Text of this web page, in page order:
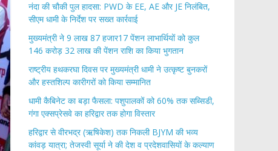
नंदा की चौकी पुल हादसा: PWD के EE, AE और JE निलंबित,
सीएम धामी के निर्देश पर सख्त कार्रवाई
मुख्यमंत्री ने 9 लाख 87 हजार17 पेंशन लाभार्थियों को कुल
146 करोड़ 32 लाख की पेंशन राशि का किया भुगतान
राष्ट्रीय हथकरघा दिवस पर मुख्यमंत्री धामी ने उत्कृष्ट बुनकरों
और हस्तशिल्प कारीगरों को किया सम्मानित
​धामी कैबिनेट का बड़ा फैसला: पशुपालकों को 60% तक सब्सिडी,
गंगा एक्सप्रेसवे का हरिद्वार तक होगा विस्तार
​हरिद्वार से वीरभद्र (ऋषिकेश) तक निकली BJYM की भव्य
कांवड़ यात्रा; तेजस्वी सूर्या ने की देश व प्रदेशवासियों के कल्याण